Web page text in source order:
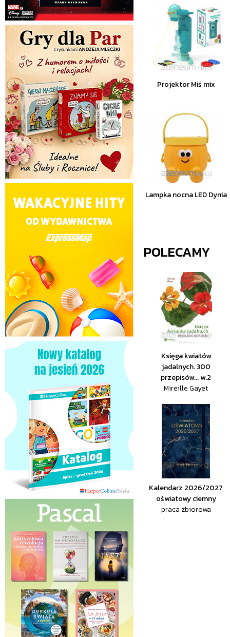
Projektor Miś mix
Lampka nocna LED Dynia
POLECAMY
Księga kwiatów
jadalnych. 300
przepisów... w.2
Mireille Gayet
Kalendarz 2026/2027
oświatowy ciemny
praca zbiorowa